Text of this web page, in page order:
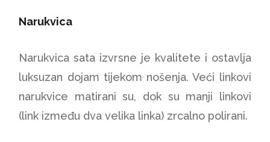
Narukvica
Narukvica sata izvrsne je kvalitete i ostavlja
luksuzan dojam tijekom nošenja. Veći linkovi
narukvice matirani su, dok su manji linkovi
(link između dva velika linka) zrcalno polirani.